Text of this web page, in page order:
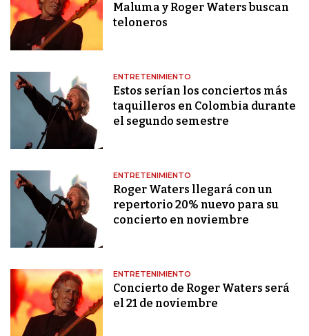
Maluma y Roger Waters buscan
teloneros
ENTRETENIMIENTO
Estos serían los conciertos más
taquilleros en Colombia durante
el segundo semestre
ENTRETENIMIENTO
Roger Waters llegará con un
repertorio 20% nuevo para su
concierto en noviembre
ENTRETENIMIENTO
Concierto de Roger Waters será
el 21 de noviembre